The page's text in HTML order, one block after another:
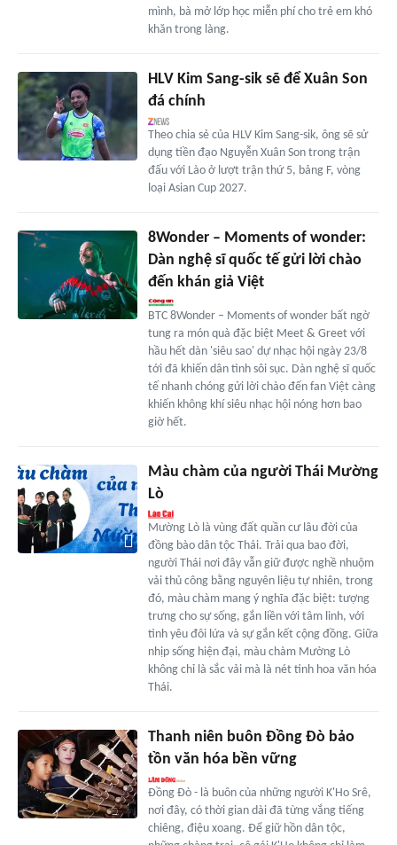
mình, bà mở lớp học miễn phí cho trẻ em khó
khăn trong làng.
HLV Kim Sang-sik sẽ để Xuân Son
đá chính
Theo chia sẻ của HLV Kim Sang-sik, ông sẽ sử
dụng tiền đạo Nguyễn Xuân Son trong trận
đấu với Lào ở lượt trận thứ 5, bảng F, vòng
loại Asian Cup 2027.
8Wonder – Moments of wonder:
Dàn nghệ sĩ quốc tế gửi lời chào
đến khán giả Việt
BTC 8Wonder – Moments of wonder bất ngờ
tung ra món quà đặc biệt Meet & Greet với
hầu hết dàn 'siêu sao' dự nhạc hội ngày 23/8
tới đã khiến dân tình sôi sục. Dàn nghệ sĩ quốc
tế nhanh chóng gửi lời chào đến fan Việt càng
khiến không khí siêu nhạc hội nóng hơn bao
giờ hết.
Màu chàm của người Thái Mường
Lò
Mường Lò là vùng đất quần cư lâu đời của
đồng bào dân tộc Thái. Trải qua bao đời,
người Thái nơi đây vẫn giữ được nghề nhuộm
vải thủ công bằng nguyên liệu tự nhiên, trong
đó, màu chàm mang ý nghĩa đặc biệt: tượng
trưng cho sự sống, gắn liền với tâm linh, với
tình yêu đôi lứa và sự gắn kết cộng đồng. Giữa
nhịp sống hiện đại, màu chàm Mường Lò
không chỉ là sắc vải mà là nét tinh hoa văn hóa
Thái.
Thanh niên buôn Đồng Đò bảo
tồn văn hóa bền vững
Đồng Đò - là buôn của những người K'Ho Srê,
nơi đây, có thời gian dài đã từng vắng tiếng
chiêng, điệu xoang. Để giữ hồn dân tộc,